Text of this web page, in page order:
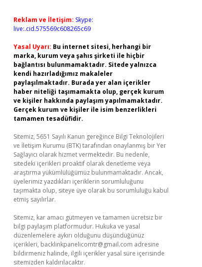
Reklam ve İletişim: Skype:
live:.cid.575569c608265c69
Yasal Uyarı: Bu internet sitesi, herhangi bir
marka, kurum veya şahıs şirketi ile hiçbir
bağlantısı bulunmamaktadır. Sitede yalnızca
kendi hazırladığımız makaleler
paylaşılmaktadır. Burada yer alan içerikler
haber niteliği taşımamakta olup, gerçek kurum
ve kişiler hakkında paylaşım yapılmamaktadır.
Gerçek kurum ve kişiler ile isim benzerlikleri
tamamen tesadüfidir.
Sitemiz, 5651 Sayılı Kanun gereğince Bilgi Teknolojileri
ve İletişim Kurumu (BTK) tarafından onaylanmış bir Yer
Sağlayıcı olarak hizmet vermektedir. Bu nedenle,
sitedeki içerikleri proaktif olarak denetleme veya
araştırma yükümlülüğümüz bulunmamaktadır. Ancak,
üyelerimiz yazdıkları içeriklerin sorumluluğunu
taşımakta olup, siteye üye olarak bu sorumluluğu kabul
etmiş sayılırlar.
Sitemiz, kar amacı gütmeyen ve tamamen ücretsiz bir
bilgi paylaşım platformudur. Hukuka ve yasal
düzenlemelere aykırı olduğunu düşündüğünüz
içerikleri, backlinkpanelicomtr@gmail.com adresine
bildirmeniz halinde, ilgili içerikler yasal süre içerisinde
sitemizden kaldırılacaktır.